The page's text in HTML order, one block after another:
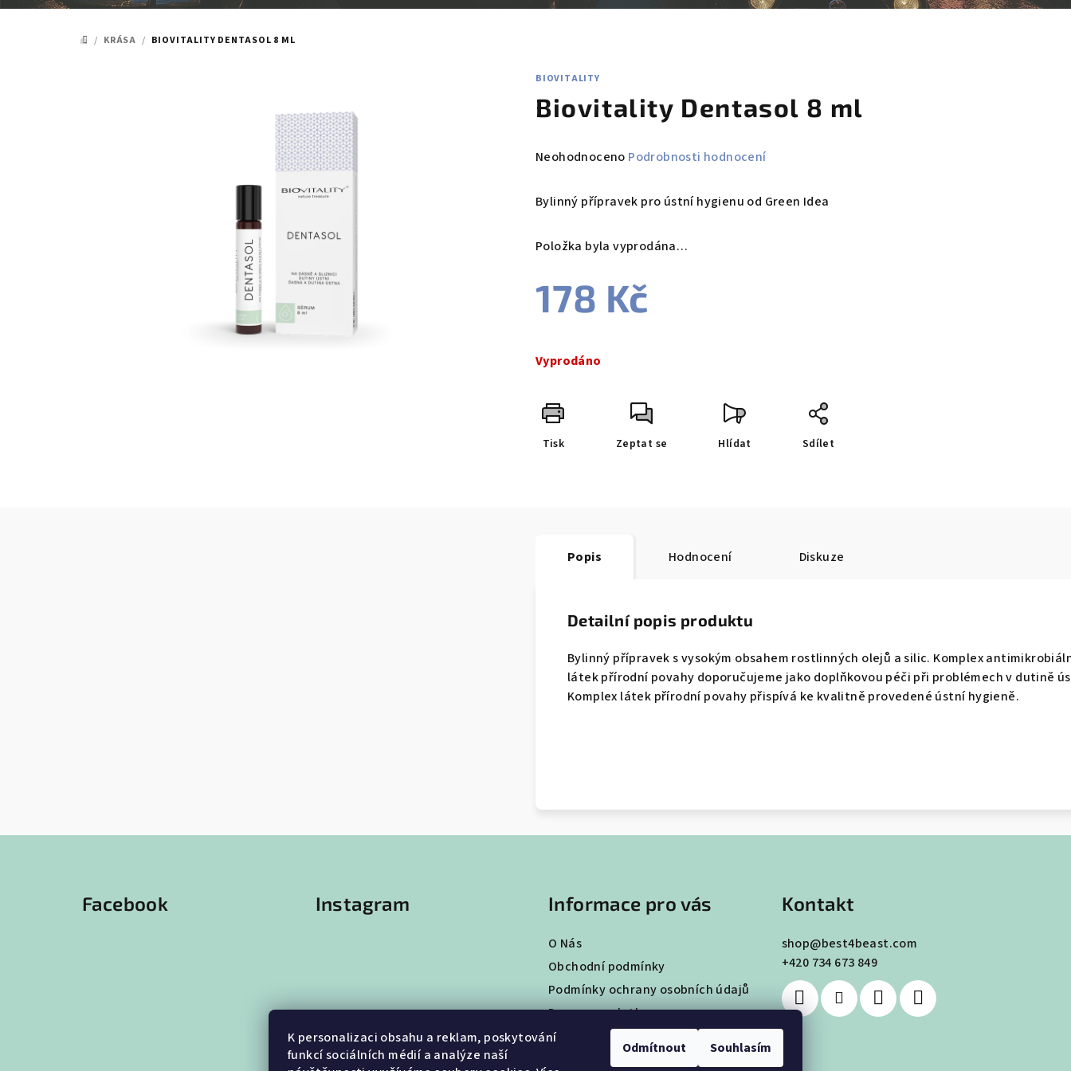
K personalizaci obsahu a reklam, poskytování
funkcí sociálních médií a analýze naší
Odmítnout Souhlasím
DOMŮ
/ KRÁSA / BIOVITALITY DENTASOL 8 ML
BIOVITALITY
Biovitality Dentasol 8 ml
Průměrné
produktu
je
z
hvězdiček.
Neohodnoceno Podrobnosti hodnocení
Bylinný přípravek pro ústní hygienu od Green Idea
Položka byla vyprodána…
178 Kč
cena:
Vyprodáno
Tisk Zeptat se Hlídat Sdílet
Popis Hodnocení Diskuze
Detailní popis produktu
Bylinný přípravek s vysokým obsahem rostlinných olejů a silic. Komplex
látek přírodní povahy doporučujeme jako doplňkovou péči při problémech v dutině
Komplex látek přírodní povahy přispívá ke kvalitně provedené ústní hygieně.
Facebook Instagram Informace pro vás
O Nás
Obchodní podmínky
Podmínky ochrany osobních údajů
Doprava a platba
Vrácení a výměna zboží
Kontakt
shop@best4beast.com
+420 734 673 849